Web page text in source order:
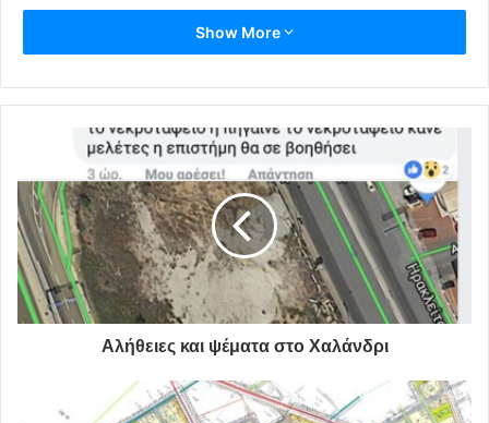
Για την υπόθεση, ο Δήμος Χαλανδρίου επιρρίπτει ευθύνες
οποίων, οι κ.κ.Μάνος ΚρανίδηςκαιΠαναγιώτης
(όπως και οΓιώργος Κουράσης), είναι αυτή τη
στιγμή υποψήφιοι Δήμαρχοι.
Με αφορμή την κατάθεση της οφειλής της ΣΤΑΣΥ,
οΔήμαρχος Σίμος Ρούσσοςδήλωσε: «Η δουλειά μας
απέναντι στα συμφέροντα που για χρόνια λυμαίνονταν
την πόλη, άρχισε ήδη να αποδίδει καρπούς. Κατανοητή η
λύσσα των πρώην δημοτικών αρχόντων της “εποχής της
κανονικότητας”. Όσων δεν είχαν δώσει ποτέ εντολή για
πραγματικό έλεγχο δηλωθέντων τετραγωνικών, όσων
Show More
Αλήθειες και ψέματα στο Χαλάνδρι